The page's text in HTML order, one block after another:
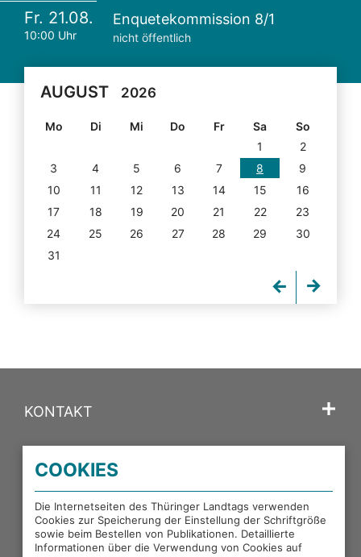
Fr. 21.08.
10:00 Uhr
Enquetekommission 8/1
nicht öffentlich
AUGUST 2026
Mo Di Mi Do Fr Sa
So
1
2
3
4 5 6 7 8
9
10
11 12 13 14 15
16
17
18 19 20 21 22
23
24
25 26 27 28 29
30
31
KONTAKT
PORTALE DES THÜRINGER LANDTAGS
EXTERNE LINKS
COOKIES
Die Internetseiten des Thüringer Landtags verwenden
Cookies zur Speicherung der Einstellung der Schriftgröße
sowie beim Bestellen von Publikationen. Detaillierte
Informationen über die Verwendung von Cookies auf